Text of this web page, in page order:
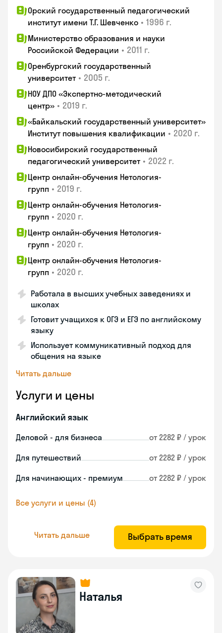
Орский государственный педагогический
институт имени Т.Г. Шевченко • 1996 г.
Министерство образования и науки
Российской Федерации • 2011 г.
Оренбургский государственный
университет • 2005 г.
НОУ ДПО «Экспертно-методический
центр» • 2019 г.
«Байкальский государственный университет»
Институт повышения квалификации • 2020 г.
Новосибирский государственный
педагогический университет • 2022 г.
Центр онлайн-обучения Нетология-
групп • 2019 г.
Центр онлайн-обучения Нетология-
групп • 2020 г.
Центр онлайн-обучения Нетология-
групп • 2020 г.
Центр онлайн-обучения Нетология-
групп • 2020 г.
Работала в высших учебных заведениях и
школах
Готовит учащихся к ОГЭ и ЕГЭ по английскому
языку
Использует коммуникативный подход для
общения на языке
Читать дальше
Услуги и цены
Английский язык
Деловой - для бизнеса от 2282 ₽ / урок
Для путешествий от 2282 ₽ / урок
Для начинающих - премиум от 2282 ₽ / урок
Все услуги и цены (4)
Читать дальше Выбрать время
Наталья